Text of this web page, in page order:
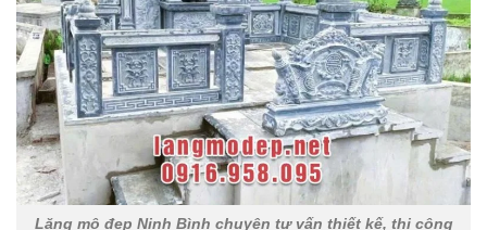
Lăng mộ đẹp Ninh Bình chuyên tư vấn thiết kế, thi công